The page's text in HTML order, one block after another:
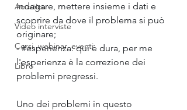
Acustica
Video interviste
Corsi, webinar, eventi
Libro
indagare, mettere insieme i dati e
scoprire da dove il problema si può
originare;
- #esperienza: qui è dura, per me
l'esperienza è la correzione dei
problemi pregressi.
Uno dei problemi in questo